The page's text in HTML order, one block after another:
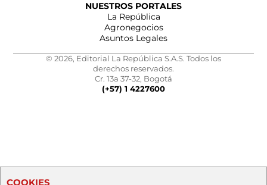
NUESTROS PORTALES
La República
Agronegocios
Asuntos Legales
© 2026, Editorial La República S.A.S. Todos los
derechos reservados.
Cr. 13a 37-32, Bogotá
(+57) 1 4227600
COOKIES